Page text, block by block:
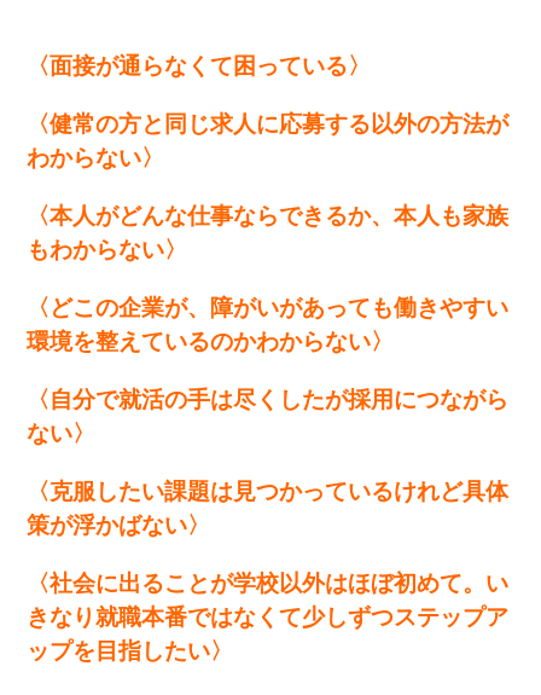
〈面接が通らなくて困っている〉
〈健常の方と同じ求人に応募する以外の方法が
わからない〉
〈本人がどんな仕事ならできるか、本人も家族
もわからない〉
〈どこの企業が、障がいがあっても働きやすい
環境を整えているのかわからない〉
〈自分で就活の手は尽くしたが採用につながら
ない〉
〈克服したい課題は見つかっているけれど具体
策が浮かばない〉
〈社会に出ることが学校以外はほぼ初めて。い
きなり就職本番ではなくて少しずつステップア
ップを目指したい〉